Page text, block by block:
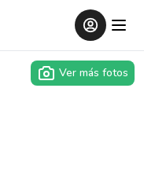
Ver más fotos